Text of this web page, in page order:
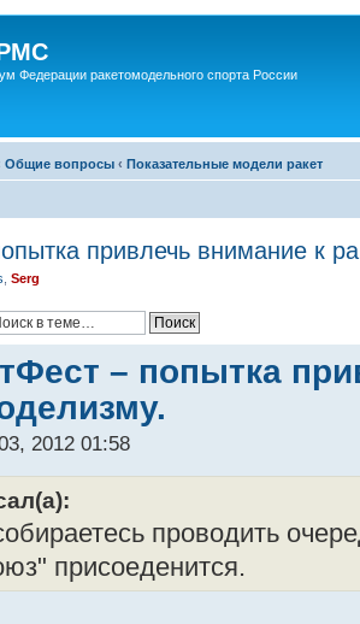
Федерации ракетомодельного спорта России
Общие вопросы ‹ Показательные модели ракет
привлечь внимание к
Serg
– попытка
2012 01:58
проводить
присоеденится.